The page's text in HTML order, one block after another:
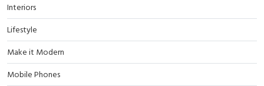
Interiors
Lifestyle
Make it Modern
Mobile Phones